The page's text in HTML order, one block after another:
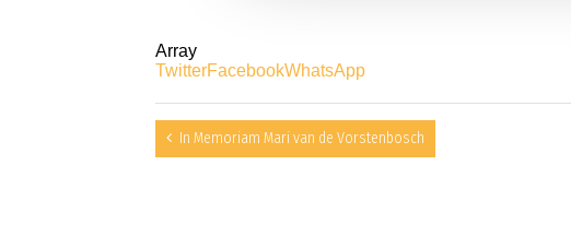
Array
TwitterFacebookWhatsApp
In Memoriam Mari van de Vorstenbosch